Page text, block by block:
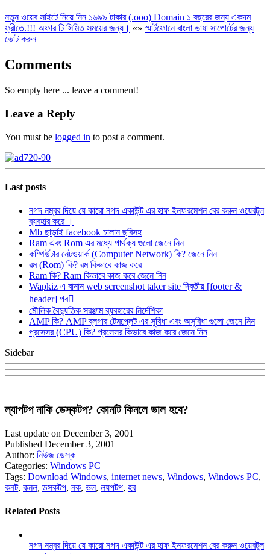
নতুন ওয়েব সাইটে নিয়ে নিন ১৬৯৯ টাকার (.ooo) Domain ১ বছরের জন্য একদম
ফ্রীতে.!!! অফার টি সিমিত সময়ের জন্য। «»স্মার্টফোনে বাংলা ভাষা সাপোর্টের জন্য
ভোট করুন
Comments
So empty here ... leave a comment!
Leave a Reply
You must be logged in to post a comment.
Last posts
নগদ নম্বর দিয়ে যে কারো নগদ একাউন্ট এর হাফ ইনফরমেশন বের করুন ওয়েবটুল
ব্যবহার করে ।
Mb ছাড়াই facebook চালান ছবিসহ
Ram এবং Rom এর মধ্যে পার্থক্য গুলো জেনে নিন
কম্পিউটার নেটওয়ার্ক (Computer Network) কি? জেনে নিন
রম (Rom) কি? রম কিভাবে কাজ করে
Ram কি? Ram কিভাবে কাজ করে জেনে নিন
Wapkiz এ বানান web screenshot taker site দ্বিতীয় [footer &
header] পব
মৌলিক বৈদ্যুতিক সরঞ্জাম ব্যবহারের নির্দেশিকা
AMP কি? AMP ব্লগার টেমপ্লেট এর সুবিধা এবং অসুবিধা গুলো জেনে নিন
প্রসেসর (CPU) কি? প্রসেসর কিভাবে কাজ করে জেনে নিন
Sidebar
ল্যাপটপ নাকি ডেস্কটপ? কোনটি কিনলে ভাল হবে?
Last update on December 3, 2001
Published December 3, 2001
Author: নিউজ ডেস্ক
Categories: Windows PC
Tags: Download Windows, internet news, Windows, Windows PC,
কনট, কনল, ডসকটপ, নক, ভল, লযপটপ, হব
Related Posts
নগদ নম্বর দিয়ে যে কারো নগদ একাউন্ট এর হাফ ইনফরমেশন বের করুন ওয়েবটুল